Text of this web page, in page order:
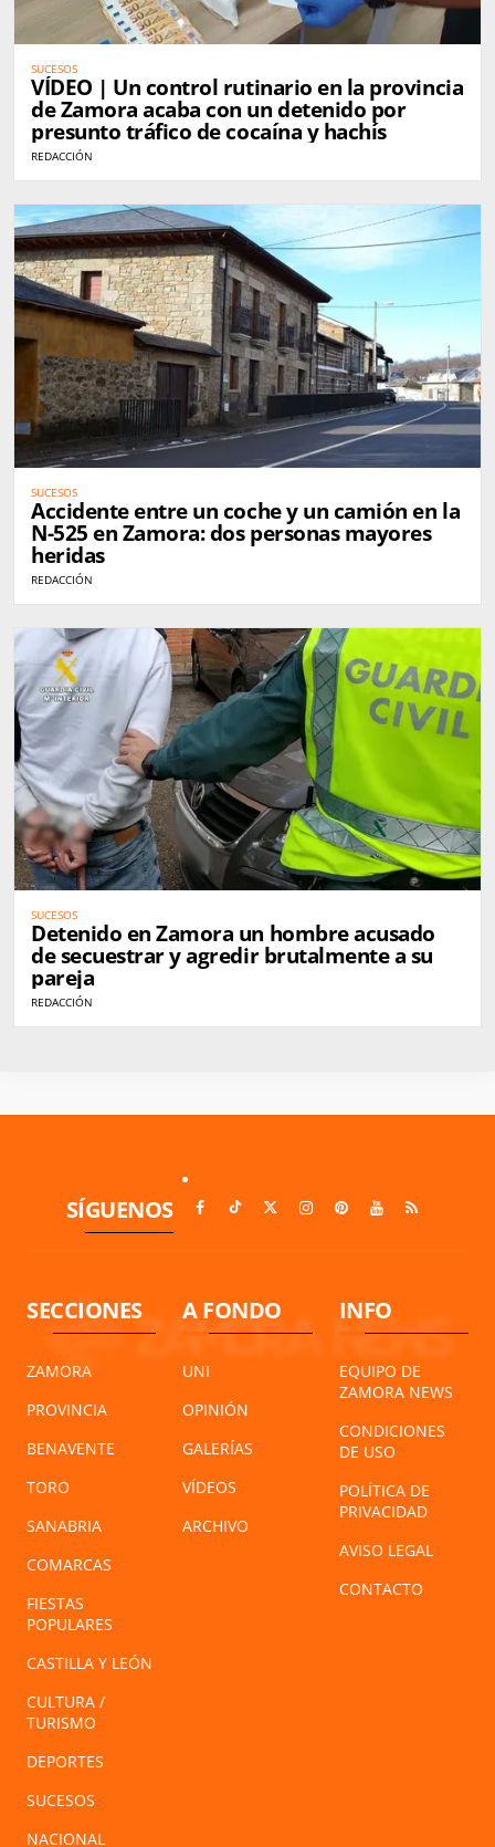
SUCESOS
VÍDEO | Un control rutinario en la provincia
de Zamora acaba con un detenido por
presunto tráfico de cocaína y hachís
REDACCIÓN
SUCESOS
Accidente entre un coche y un camión en la
N-525 en Zamora: dos personas mayores
heridas
REDACCIÓN
SUCESOS
Detenido en Zamora un hombre acusado
de secuestrar y agredir brutalmente a su
pareja
REDACCIÓN
SÍGUENOS
SECCIONES
ZAMORA
PROVINCIA
BENAVENTE
TORO
SANABRIA
COMARCAS
FIESTAS
POPULARES
CASTILLA Y LEÓN
CULTURA /
TURISMO
DEPORTES
SUCESOS
NACIONAL
A FONDO
UNI
OPINIÓN
GALERÍAS
VÍDEOS
ARCHIVO
INFO
EQUIPO DE
ZAMORA NEWS
CONDICIONES
DE USO
POLÍTICA DE
PRIVACIDAD
AVISO LEGAL
CONTACTO